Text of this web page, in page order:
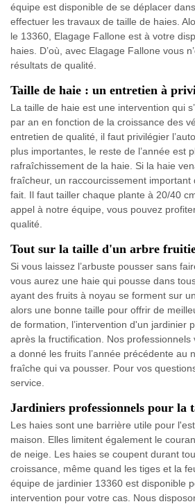
équipe est disponible de se déplacer
effectuer les travaux de taille de haies.
le 13360, Elagage Fallone est à votre
haies. D’où, avec Elagage Fallone vous
résultats de qualité.
Taille de haie : un entretien à
La taille de haie est une intervention qui
par an en fonction de la croissance des
entretien de qualité, il faut privilégier
plus importantes, le reste de l’année est
rafraîchissement de la haie. Si la haie
fraîcheur, un raccourcissement important
fait. Il faut tailler chaque plante à 20/40
appel à notre équipe, vous pouvez
qualité.
Tout sur la taille d'un arbre
Si vous laissez l’arbuste pousser sans
vous aurez une haie qui pousse dans
ayant des fruits à noyau se forment sur
alors une bonne taille pour offrir de
de formation, l’intervention d'un jardinier
après la fructification. Nos
a donné les fruits l’année précédente au
fraîche qui va pousser. Pour vos
service.
Jardiniers professionnels pour la
Les haies sont une barrière utile pour
maison. Elles limitent également le
de neige. Les haies se coupent durant
croissance, même quand les tiges et la
équipe de jardinier 13360 est disponible
intervention pour votre cas. Nous